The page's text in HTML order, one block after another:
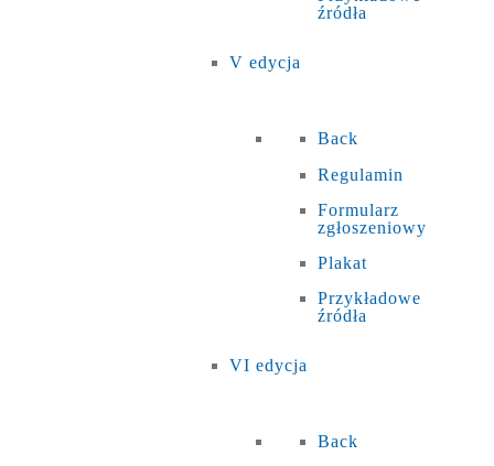
źródła
V edycja
Back
Regulamin
Formularz
zgłoszeniowy
Plakat
Przykładowe
źródła
VI edycja
Back